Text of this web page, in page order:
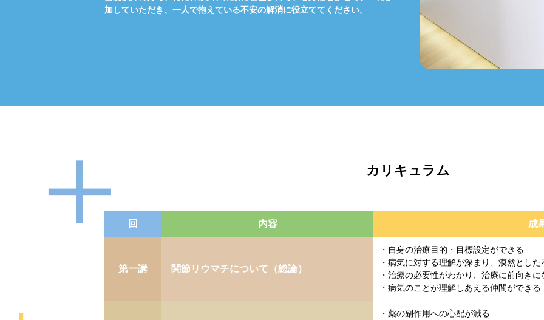
加していただき、一人で抱えている不安の解消に役立ててください。
カリキュラム
回 内容 成
第一講 関節リウマチについて（総論）
・自身の治療目的・目標設定ができる
・病気に対する理解が深まり、漠然とし
・治療の必要性がわかり、治療に前向きに
・病気のことが理解しあえる仲間ができる
・薬の副作用への心配が減る